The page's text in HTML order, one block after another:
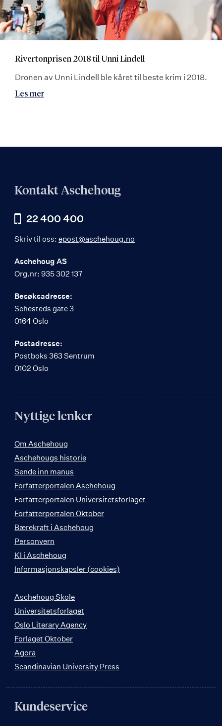
Rivertonprisen 2018 til Unni Lindell
Dronen av Unni Lindell ble kåret til beste krim i 2018.
Les mer
Kontakt Aschehoug
22 400 400
Skriv til oss: epost@aschehoug.no
Aschehoug AS
Org.nr: 935 302 137
Besøksadresse:
Sehesteds gate 3
0164 Oslo
Postadresse:
Postboks 363 Sentrum
0102 Oslo
Nyttige lenker
Om Aschehoug
Aschehougs historie
Sende inn manus
Forfatterportalen Aschehoug
Forfatterportalen Universitetsforlaget
Forfatterportalen Oktober
Bærekraft i Aschehoug
Personvern
KI i Aschehoug
Informasjonskapsler (cookies)
Aschehoug Skole
Universitetsforlaget
Oslo Literary Agency
Forlaget Oktober
Agora
Scandinavian University Press
Kundeservice